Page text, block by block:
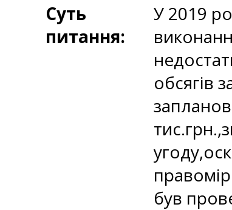
Суть
питання:
У 2019
обсягів
був